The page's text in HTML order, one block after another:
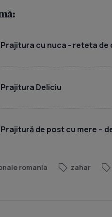
Prajitura cu nuca - reteta de
Prajitura Deliciu
Prajitură de post cu mere –
romania zahar